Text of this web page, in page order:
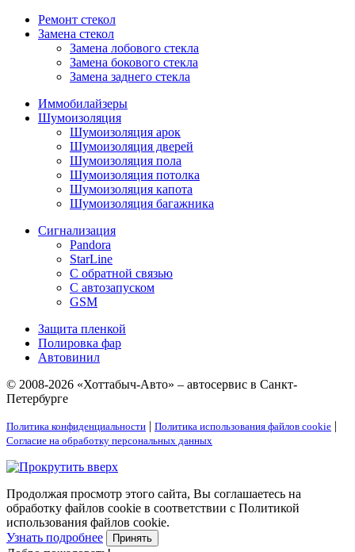
Ремонт стекол
Замена стекол
Замена лобового стекла
Замена бокового стекла
Замена заднего стекла
Иммобилайзеры
Шумоизоляция
Шумоизоляция арок
Шумоизоляция дверей
Шумоизоляция пола
Шумоизоляция потолка
Шумоизоляция капота
Шумоизоляция багажника
Сигнализация
Pandora
StarLine
С обратной связью
С автозапуском
GSM
Защита пленкой
Полировка фар
Автовинил
© 2008-2026 «Хоттабыч-Авто» – автосервис в Санкт-
Петербурге
Политика конфиденциальности | Политика использования файлов cookie |
Согласие на обработку персональных данных
Продолжая просмотр этого сайта, Вы соглашаетесь на
обработку файлов cookie в соответствии с Политикой
использования файлов cookie.
Узнать подробнее
Принять